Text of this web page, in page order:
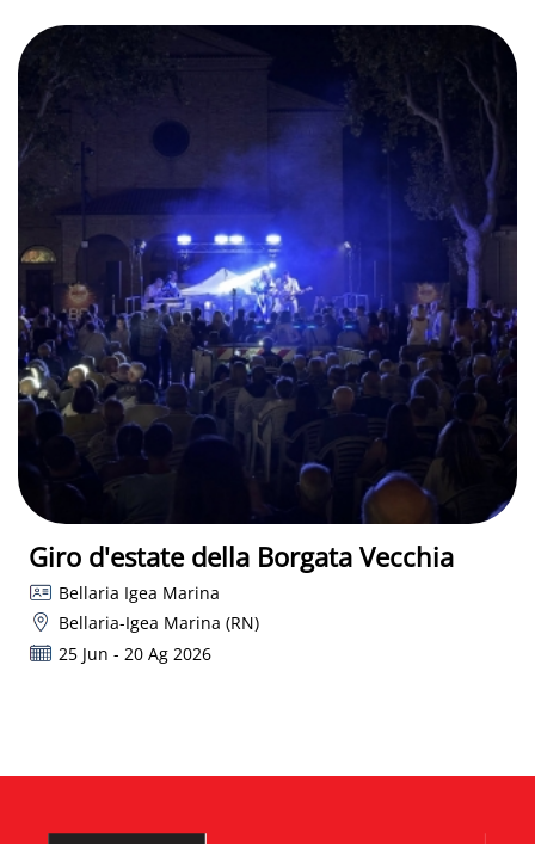
Giro d'estate della Borgata Vecchia
Bellaria Igea Marina
Bellaria-Igea Marina (RN)
25 Jun - 20 Ag 2026